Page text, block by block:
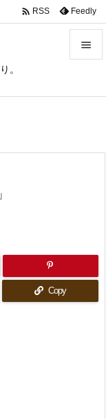
。

 RSS Feedly
Copy